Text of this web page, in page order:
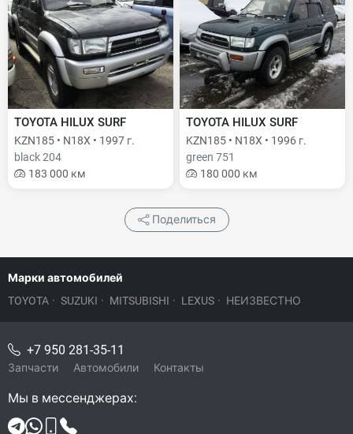
TOYOTA HILUX SURF
KZN185 • N18X • 1997 г.
black 204
183 000 км
TOYOTA HILUX SURF
KZN185 • N18X • 1996 г.
green 751
180 000 км
Поделиться
Марки автомобилей
TOYOTA · SUZUKI · MITSUBISHI · LEXUS · НЕИЗВЕСТНО
+7 950 281-35-11
Запчасти Автомобили Контакты
Мы в мессенджерах: